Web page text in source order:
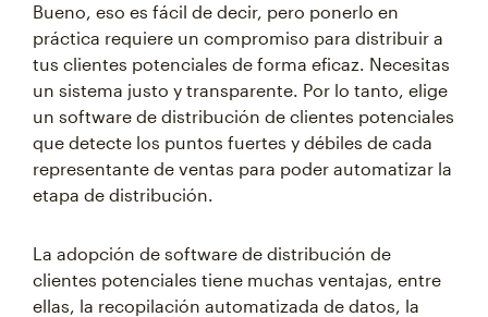
Bueno, eso es fácil de decir, pero ponerlo en
práctica requiere un compromiso para distribuir a
tus clientes potenciales de forma eficaz. Necesitas
un sistema justo y transparente. Por lo tanto, elige
un software de distribución de clientes potenciales
que detecte los puntos fuertes y débiles de cada
representante de ventas para poder automatizar la
etapa de distribución.
La adopción de software de distribución de
clientes potenciales tiene muchas ventajas, entre
ellas, la recopilación automatizada de datos, la